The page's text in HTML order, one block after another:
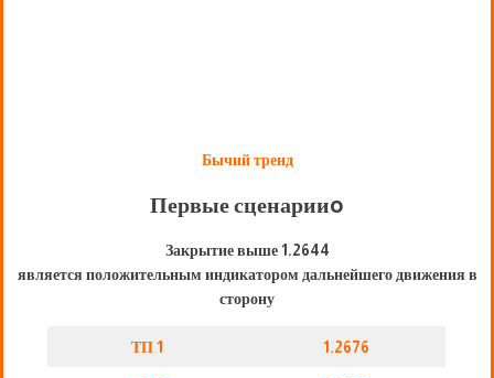
Бычий тренд
Первые сценарииo
Закрытие выше 1.2644
является положительным индикатором дальнейшего движения в
сторону
ТП 1 1.2676